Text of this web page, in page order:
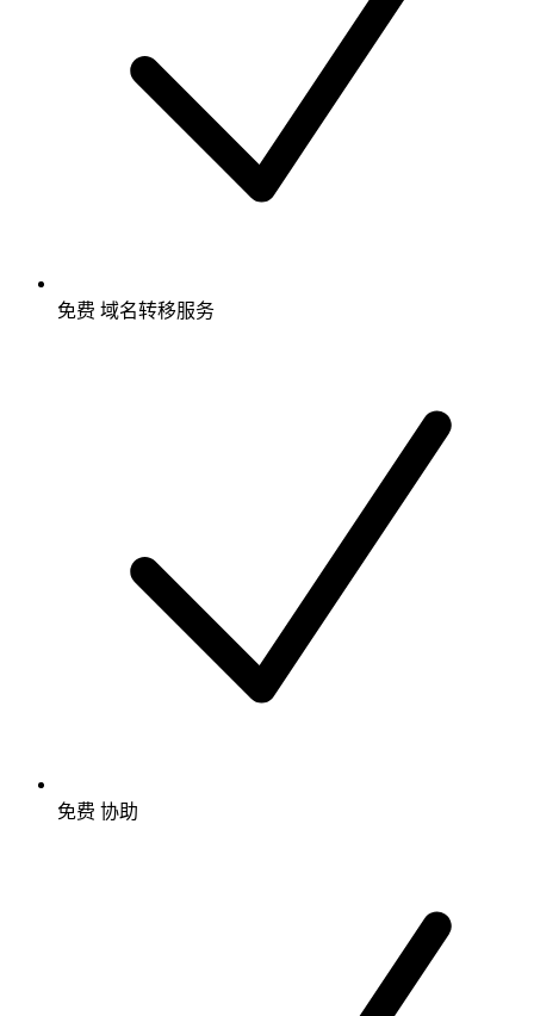
免费 域名转移服务
免费 协助